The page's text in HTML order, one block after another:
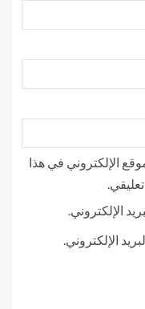
الإلكتروني في هذا
الإلكتروني.
الإلكتروني.